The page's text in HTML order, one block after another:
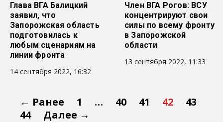
Глава ВГА Балицкий
заявил, что
Запорожская область
подготовилась к
любым сценариям на
линии фронта
14 сентября 2022, 16:32
Член ВГА Рогов: ВСУ
концентрируют свои
силы по всему фронту
в Запорожской
области
13 сентября 2022, 11:33
← Ранее 1 … 40 41 42
43
44
Далее →